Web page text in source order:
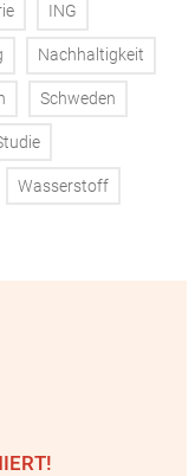
ING
Nachhaltigkeit
Schweden
Wasserstoff